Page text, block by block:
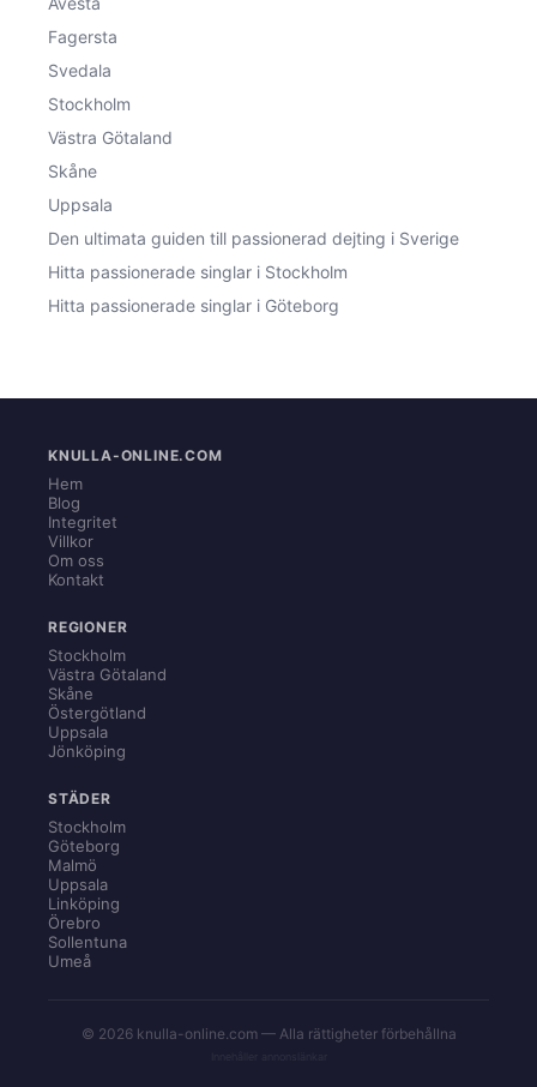
Fagersta
Svedala
Stockholm
Västra Götaland
Skåne
Uppsala
Den ultimata guiden till passionerad dejting i Sverige
Hitta passionerade singlar i Stockholm
Hitta passionerade singlar i Göteborg
KNULLA-ONLINE.COM
Hem
Blog
Integritet
Villkor
Om oss
Kontakt
REGIONER
Stockholm
Västra Götaland
Skåne
Östergötland
Uppsala
Jönköping
STÄDER
Stockholm
Göteborg
Malmö
Uppsala
Linköping
Örebro
Sollentuna
Umeå
© 2026 knulla-online.com — Alla rättigheter förbehållna